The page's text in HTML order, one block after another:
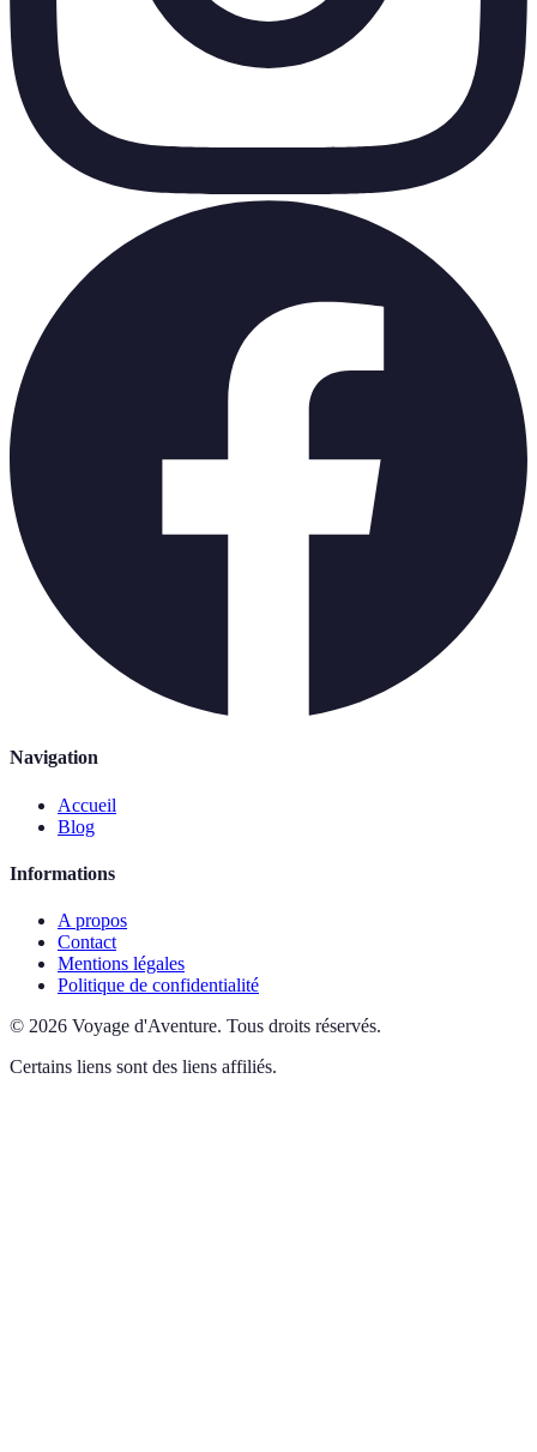
Navigation
Accueil
Blog
Informations
A propos
Contact
Mentions légales
Politique de confidentialité
© 2026 Voyage d'Aventure. Tous droits réservés.
Certains liens sont des liens affiliés.